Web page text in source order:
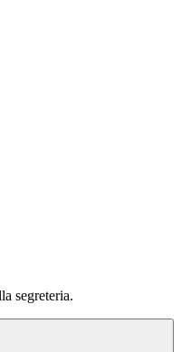
segreteria.